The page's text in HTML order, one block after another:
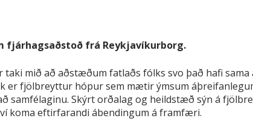
fjárhagsaðstoð frá Reykjavíkurborg.
mið að aðstæðum fatlaðs fólks svo það hafi sama
er fjölbreyttur hópur sem mætir ýmsum
samfélaginu. Skýrt orðalag og heildstæð sýn á
koma eftirfarandi ábendingum á framfæri.